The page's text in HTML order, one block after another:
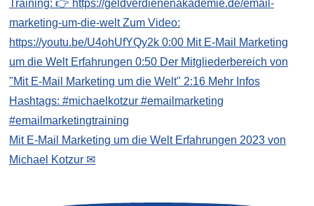
Mit E-Mail Marketing um die Welt Erfahrungen 2023 von
Michael Kotzur ✉